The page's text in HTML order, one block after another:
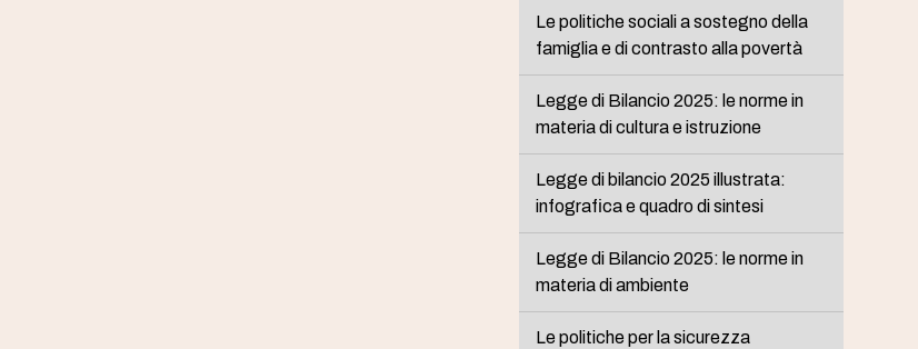
Le politiche sociali a sostegno della
famiglia e di contrasto alla povertà
Legge di Bilancio 2025: le norme in
materia di cultura e istruzione
Legge di bilancio 2025 illustrata:
infografica e quadro di sintesi
Legge di Bilancio 2025: le norme in
materia di ambiente
Le politiche per la sicurezza